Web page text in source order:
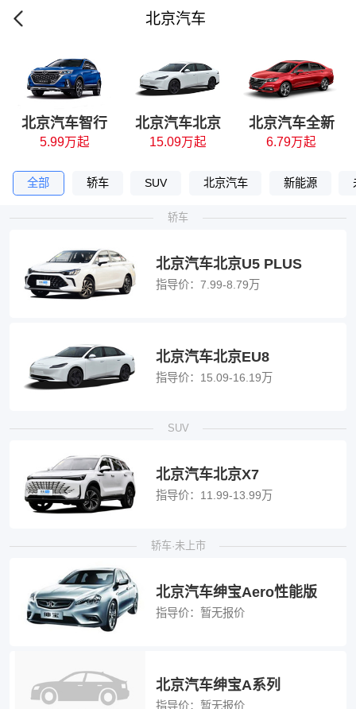
北京汽车
北京汽车智行
5.99万起
北京汽车北京
EU8
15.09万起
北京汽车全新
D50
6.79万起
全部 轿车 SUV 北京汽车 新能源
轿车
北京汽车北京U5 PLUS
指导价： 7.99-8.79万
北京汽车北京EU8
指导价： 15.09-16.19万
SUV
北京汽车北京X7
指导价： 11.99-13.99万
轿车·未上市
北京汽车绅宝Aero性能版
指导价： 暂无报价
北京汽车绅宝A系列
指导价： 暂无报价